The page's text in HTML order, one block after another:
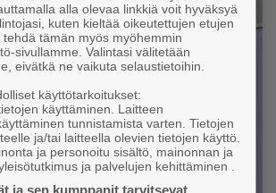
alla olevaa linkkiä voit hyväksyä
kuten kieltää oikeutettujen etujen
tehdä tämän myös myöhemmin
sivullamme. Valintasi välitetään
eivätkä ne vaikuta selaustietoihin.
käyttötarkoitukset:
käyttäminen. Laitteen
tunnistamista varten. Tietojen
ja/tai laitteella olevien tietojen käyttö.
ja personoitu sisältö, mainonnan ja
ja palvelujen kehittäminen .
ja sen kumppanit tarvitsevat